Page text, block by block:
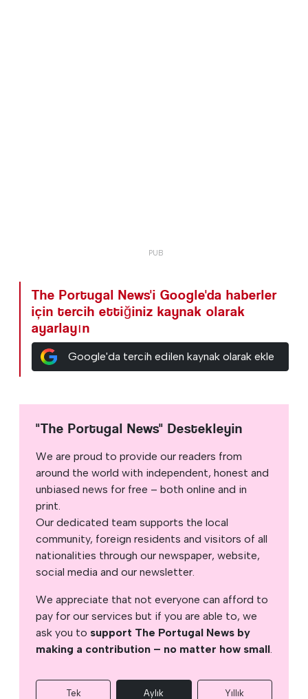
The Portugal News'i Google'da haberler
için tercih ettiğiniz kaynak olarak
ayarlayın
Google'da tercih edilen kaynak olarak ekle
"The Portugal News" Destekleyin
We are proud to provide our readers from
around the world with independent, honest and
unbiased news for free – both online and in
print.
Our dedicated team supports the local
community, foreign residents and visitors of all
nationalities through our newspaper, website,
social media and our newsletter.
We appreciate that not everyone can afford to
pay for our services but if you are able to, we
ask you to support The Portugal News by
making a contribution – no matter how small.
Tek Aylık Yıllık